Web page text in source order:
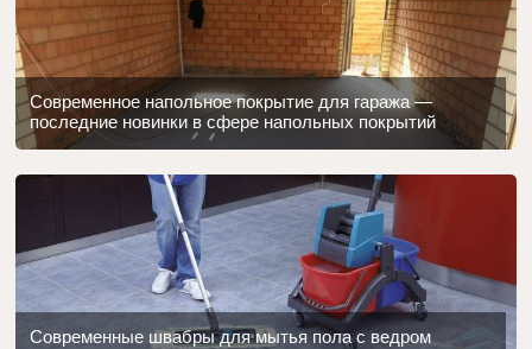
Современное напольное покрытие для гаража —
последние новинки в сфере напольных покрытий
Современные швабры для мытья пола с ведром